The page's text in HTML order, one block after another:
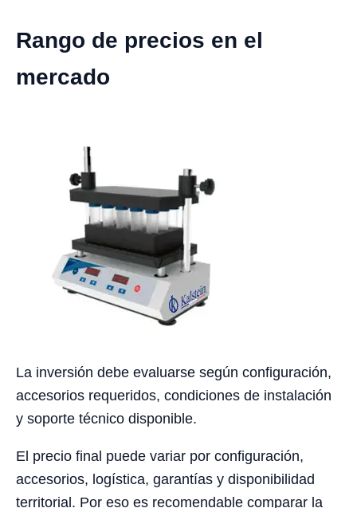
Rango de precios en el
mercado
La inversión debe evaluarse según configuración,
accesorios requeridos, condiciones de instalación
y soporte técnico disponible.
El precio final puede variar por configuración,
accesorios, logística, garantías y disponibilidad
territorial. Por eso es recomendable comparar la